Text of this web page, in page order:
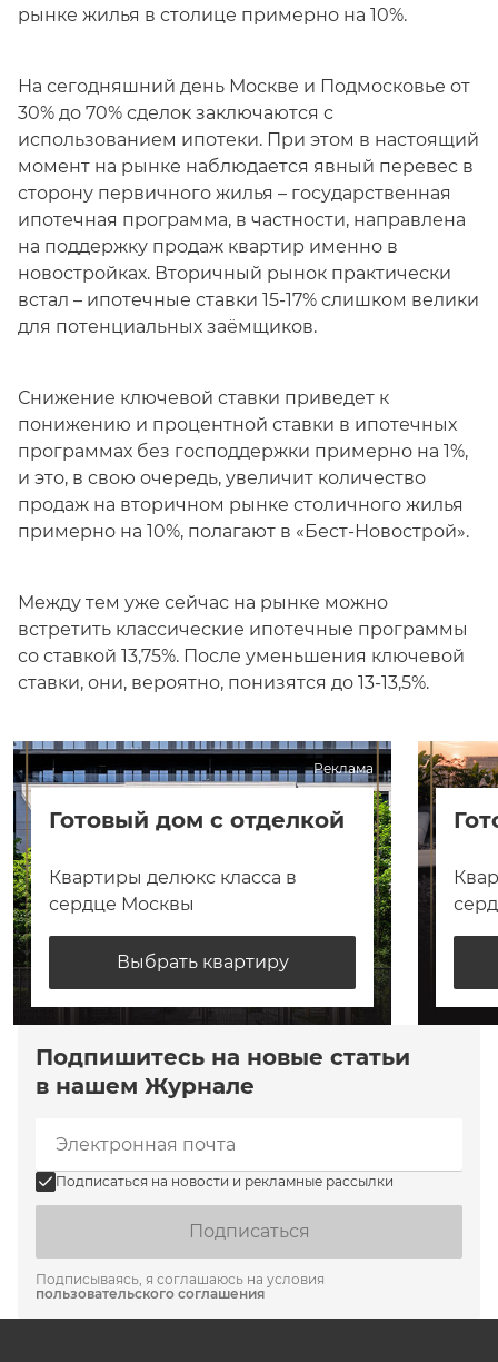
рынке жилья в столице примерно на 10%.
На сегодняшний день Москве и Подмосковье от
30% до 70% сделок заключаются с
использованием ипотеки. При этом в настоящий
момент на рынке наблюдается явный перевес в
сторону первичного жилья – государственная
ипотечная программа, в частности, направлена
на поддержку продаж квартир именно в
новостройках. Вторичный рынок практически
встал – ипотечные ставки 15-17% слишком велики
для потенциальных заёмщиков.
Снижение ключевой ставки приведет к
понижению и процентной ставки в ипотечных
программах без господдержки примерно на 1%,
и это, в свою очередь, увеличит количество
продаж на вторичном рынке столичного жилья
примерно на 10%, полагают в «Бест-Новострой».
Между тем уже сейчас на рынке можно
встретить классические ипотечные программы
со ставкой 13,75%. После уменьшения ключевой
ставки, они, вероятно, понизятся до 13-13,5%.
Реклама
Готовый дом с отделкой
Квартиры делюкс класса в
сердце Москвы
Выбрать квартиру
Подпишитесь на новые статьи
в нашем Журнале
Подписаться на новости и рекламные рассылки
Подписаться
Подписываясь, я соглашаюсь на условия
пользовательского соглашения